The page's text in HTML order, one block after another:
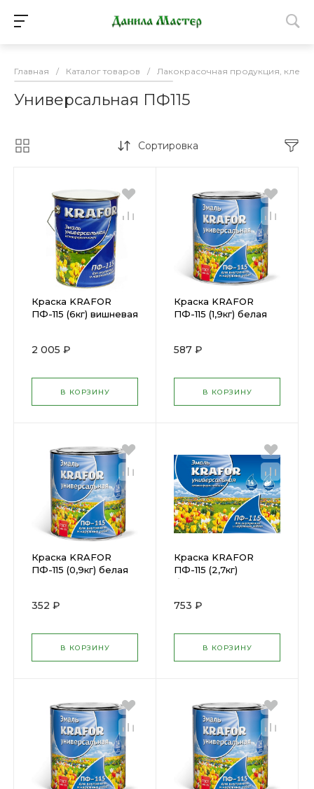
Главная / Каталог товаров / Лакокрасочная продукция, клей
Универсальная ПФ115
Сортировка
Краска KRAFOR
ПФ-115 (6кг) вишневая
2 005 ₽
В КОРЗИНУ
Краска KRAFOR
ПФ-115 (1,9кг) белая
587 ₽
В КОРЗИНУ
Краска KRAFOR
ПФ-115 (0,9кг) белая
352 ₽
В КОРЗИНУ
Краска KRAFOR
ПФ-115 (2,7кг)
бирюзовая (25980)
753 ₽
В КОРЗИНУ